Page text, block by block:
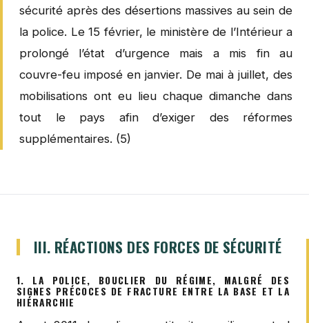
sécurité après des désertions massives au sein de
la police. Le 15 février, le ministère de l’Intérieur a
prolongé l’état d’urgence mais a mis fin au
couvre-feu imposé en janvier. De mai à juillet, des
mobilisations ont eu lieu chaque dimanche dans
tout le pays afin d’exiger des réformes
supplémentaires. (5)
III. RÉACTIONS DES FORCES DE SÉCURITÉ
1. LA POLICE, BOUCLIER DU RÉGIME, MALGRÉ DES
SIGNES PRÉCOCES DE FRACTURE ENTRE LA BASE ET LA
HIÉRARCHIE